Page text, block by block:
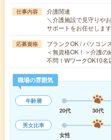
仕事内容
介護関連
＼介護施設で見守りや
サポートをお任せしま
応募資格
ブランクOK / パソコン
＜無資格OK！＞介護
不問！WワークOK10
職場の雰囲気
年齢層
20代
30代
男女比率
女性